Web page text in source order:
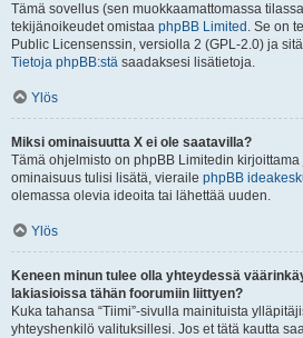
Tämä sovellus (sen muokkaamattomassa
tekijänoikeudet omistaa phpBB Limited . Se on
Public Licensenssin, versiolla 2 (GPL-2.0) ja
Tietoja phpBB:stä saadaksesi lisätietoja.
Ylös
Miksi ominaisuutta X ei ole saatavilla?
Tämä ohjelmisto on phpBB Limitedin
ominaisuus tulisi lisätä, vieraile phpBB
olemassa olevia ideoita tai lähettää uuden.
Ylös
Keneen minun tulee olla yhteydessä
lakiasioissa tähän foorumiin liittyen?
Kuka tahansa “Tiimi”-sivulla mainituista
yhteyshenkilö valituksillesi. Jos et tätä kautta